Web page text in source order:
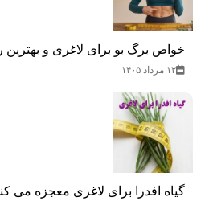
خواص برگ بو برای لاغری و
۱۲ مرداد ۱۴۰۵
گیاه افدرا برای لاغری معجزه می